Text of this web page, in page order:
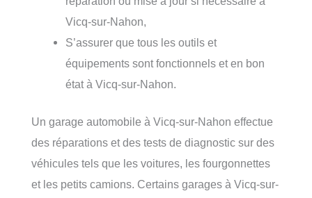
Vicq-sur-Nahon,
S’assurer que tous les outils et
équipements sont fonctionnels et en bon
état à Vicq-sur-Nahon.
Un garage automobile à Vicq-sur-Nahon effectue
des réparations et des tests de diagnostic sur des
véhicules tels que les voitures, les fourgonnettes
et les petits camions. Certains garages à Vicq-sur-